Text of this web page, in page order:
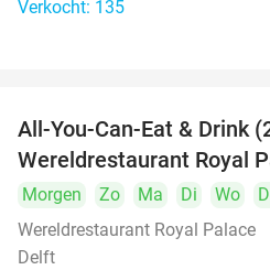
Verkocht: 135
All-You-Can-Eat & Drink
Wereldrestaurant Royal
Morgen Zo Ma Di Wo
Wereldrestaurant Royal Palace
Delft